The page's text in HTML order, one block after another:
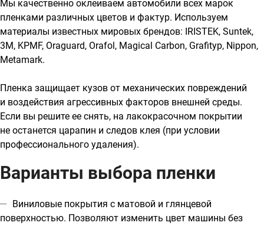
Мы качественно оклеиваем автомобили всех марок
пленками различных цветов и фактур. Используем
материалы известных мировых брендов: IRISTEK, Suntek,
3М, KPMF, Oraguard, Orafol, Magical Carbon, Grafityp, Nippon,
Metamark.
Пленка защищает кузов от механических повреждений
и воздействия агрессивных факторов внешней среды.
Если вы решите ее снять, на лакокрасочном покрытии
не останется царапин и следов клея (при условии
профессионального удаления).
Варианты выбора пленки
Виниловые покрытия с матовой и глянцевой
поверхностью. Позволяют изменить цвет машины без